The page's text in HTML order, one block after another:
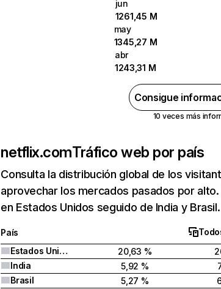
jun
1261,45 M
may
1345,27 M
abr
1243,31 M
Consigue
10 veces más
netflix.comTráfico web por país
Consulta la distribución global de los
aprovechar los mercados pasados por
en Estados Unidos seguido de India y Brasil.
País
Estados Unidos
20,63 %
India
5,92 %
Brasil
5,27 %